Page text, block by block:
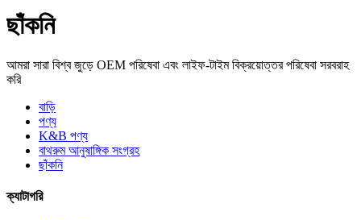
ছাঁকনি
আমরা সারা বিশ্ব জুড়ে OEM পরিষেবা এবং লাইফ-টাইম বিক্রয়োত্তর পরিষেবা সরবরাহ
করি
বাড়ি
পণ্য
K&B পণ্য
বাথরুম আনুষাঙ্গিক সংগ্রহ
ছাঁকনি
ক্যাটাগরি